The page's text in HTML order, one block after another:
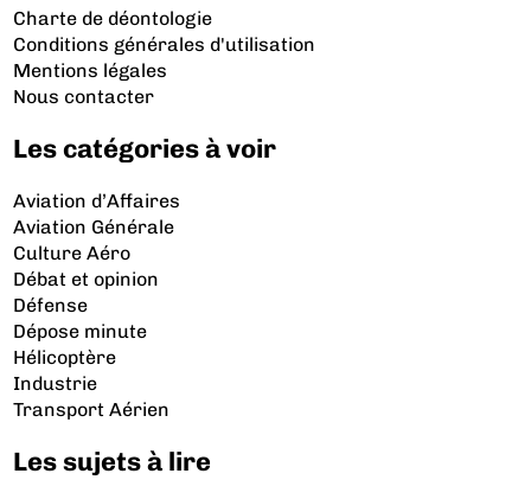
Charte de déontologie
Conditions générales d'utilisation
Mentions légales
Nous contacter
Les catégories à voir
Aviation d’Affaires
Aviation Générale
Culture Aéro
Débat et opinion
Défense
Dépose minute
Hélicoptère
Industrie
Transport Aérien
Les sujets à lire